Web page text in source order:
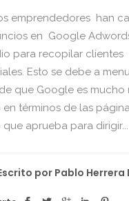
emprendedores han
en Google
para recopilar clientes
Esto se debe a
que Google es mucho
en términos de las
que aprueba para dirigir...
por Pablo Herrera